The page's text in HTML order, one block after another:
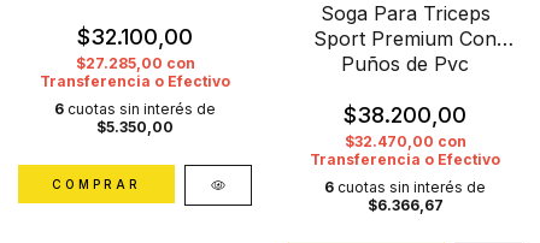
$32.100,00
$27.285,00 con
Transferencia o Efectivo
6 cuotas sin interés de
$5.350,00
Soga Para Triceps
Sport Premium Con
Puños de Pvc
$38.200,00
$32.470,00 con
Transferencia o Efectivo
6 cuotas sin interés de
$6.366,67